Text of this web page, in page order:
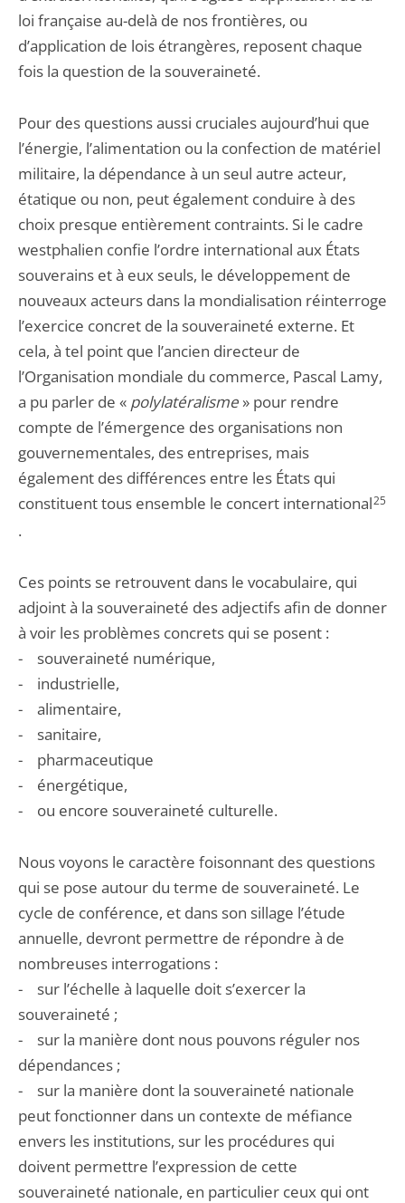
loi française au-delà de nos frontières, ou
d’application de lois étrangères, reposent chaque
fois la question de la souveraineté.
Pour des questions aussi cruciales aujourd’hui que
l’énergie, l’alimentation ou la confection de matériel
militaire, la dépendance à un seul autre acteur,
étatique ou non, peut également conduire à des
choix presque entièrement contraints. Si le cadre
westphalien confie l’ordre international aux États
souverains et à eux seuls, le développement de
nouveaux acteurs dans la mondialisation réinterroge
l’exercice concret de la souveraineté externe. Et
cela, à tel point que l’ancien directeur de
l’Organisation mondiale du commerce, Pascal Lamy,
a pu parler de « polylatéralisme » pour rendre
compte de l’émergence des organisations non
gouvernementales, des entreprises, mais
également des différences entre les États qui
constituent tous ensemble le concert international25
.
Ces points se retrouvent dans le vocabulaire, qui
adjoint à la souveraineté des adjectifs afin de donner
à voir les problèmes concrets qui se posent :
- souveraineté numérique,
- industrielle,
- alimentaire,
- sanitaire,
- pharmaceutique
- énergétique,
- ou encore souveraineté culturelle.
Nous voyons le caractère foisonnant des questions
qui se pose autour du terme de souveraineté. Le
cycle de conférence, et dans son sillage l’étude
annuelle, devront permettre de répondre à de
nombreuses interrogations :
- sur l’échelle à laquelle doit s’exercer la
souveraineté ;
- sur la manière dont nous pouvons réguler nos
dépendances ;
- sur la manière dont la souveraineté nationale
peut fonctionner dans un contexte de méfiance
envers les institutions, sur les procédures qui
doivent permettre l’expression de cette
souveraineté nationale, en particulier ceux qui ont